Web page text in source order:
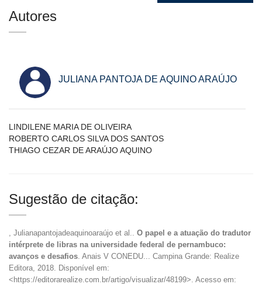
Autores
JULIANA PANTOJA DE AQUINO ARAÚJO
LINDILENE MARIA DE OLIVEIRA
ROBERTO CARLOS SILVA DOS SANTOS
THIAGO CEZAR DE ARAÚJO AQUINO
Sugestão de citação:
, Julianapantojadeaquinoaraújo et al.. O papel e a atuação do tradutor
intérprete de libras na universidade federal de pernambuco:
avanços e desafios . Anais V CONEDU... Campina Grande: Realize
Editora, 2018. Disponível em:
<https://editorarealize.com.br/artigo/visualizar/48199>. Acesso em: